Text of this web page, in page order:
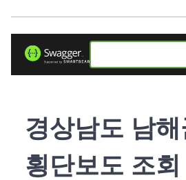
경상남도 남해
횡단보도 조